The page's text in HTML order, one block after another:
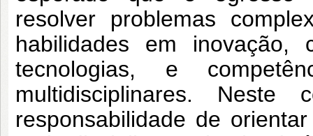
resolver problemas
habilidades em inovação,
tecnologias, e
multidisciplinares.
responsabilidade de